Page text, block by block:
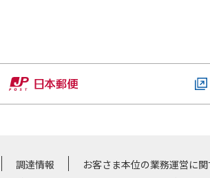
調達情報 お客さま本位の業務運営に